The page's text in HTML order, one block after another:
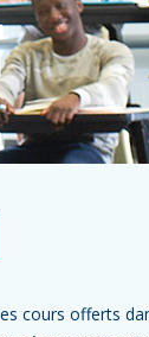
cours offerts